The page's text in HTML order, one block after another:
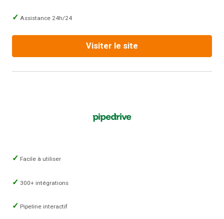
Assistance 24h/24
Visiter le site
Facile à utiliser
300+ intégrations
Pipeline interactif